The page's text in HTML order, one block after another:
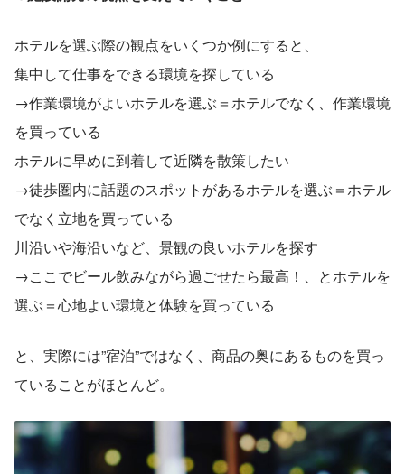
ホテルを選ぶ際の観点をいくつか例にすると、
集中して仕事をできる環境を探している
→作業環境がよいホテルを選ぶ＝ホテルでなく、作業環境
を買っている
ホテルに早めに到着して近隣を散策したい
→徒歩圏内に話題のスポットがあるホテルを選ぶ＝ホテル
でなく立地を買っている
川沿いや海沿いなど、景観の良いホテルを探す
→ここでビール飲みながら過ごせたら最高！、とホテルを
選ぶ＝心地よい環境と体験を買っている
と、実際には”宿泊”ではなく、商品の奥にあるものを買っ
ていることがほとんど。